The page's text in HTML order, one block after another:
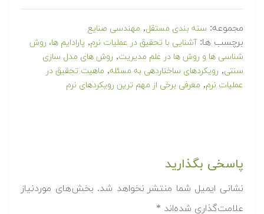
مجموعه: سته بندی مستقل, مهندسی صنایع
برچسب ها: آشنایی با تحقیق در عملیات نرم, پارادایم ها، روش
شناسی ها و روش ها در علم مدیریت, روش های مدل سازی
سنتی, رویکردهای ساختاردهی به مسئله, ماهیت تحقیق در
عملیات نرم, معرفی برخی از مهم ترین رویکردهای نرم
پاسخی بگذارید
نشانی ایمیل شما منتشر نخواهد شد. بخش‌های موردنیاز
علامت‌گذاری شده‌اند *